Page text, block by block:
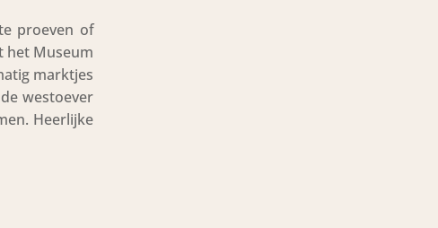
proeven of
het Museum
marktjes
westoever
Heerlijke